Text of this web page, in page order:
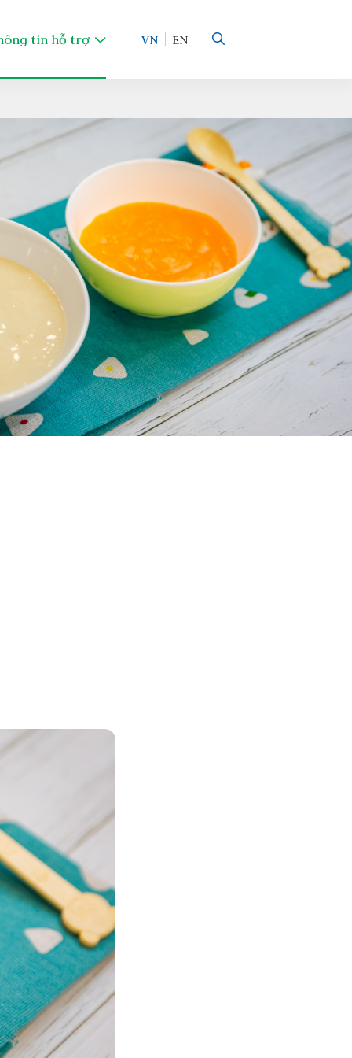
tin hỗ trợ VN EN